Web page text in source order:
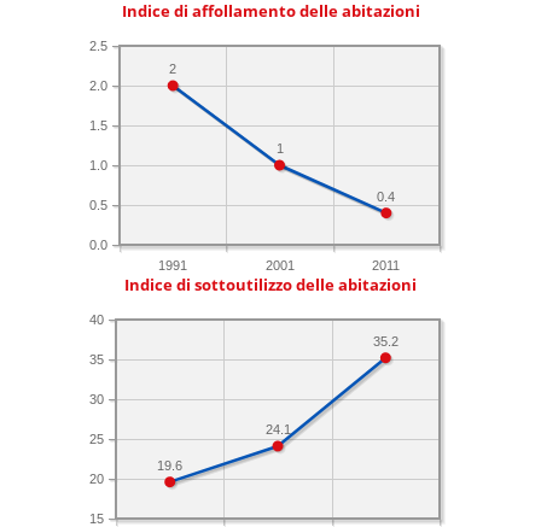
Indice di affollamento delle abitazioni
1991 2001 2011
0.0
0.5
1.0
1.5
2.0
2.5
0.4
1
2
Indice di sottoutilizzo delle abitazioni
15
20
25
30
35
40
35.2
24.1
19.6